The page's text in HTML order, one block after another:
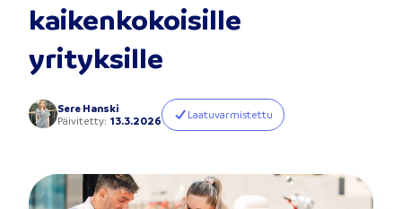
kaikenkokoisille
yrityksille
Sere Hanski
Päivitetty: 13.3.2026 Laatuvarmistettu